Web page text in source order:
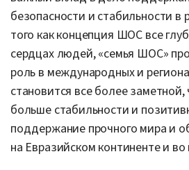
безопасности и стабильности в
того как концепция ШОС все
сердцах людей, «семья ШОС»
роль в международных и
становится все более
больше стабильности и
поддержание прочного мира и
на Евразийском континенте и